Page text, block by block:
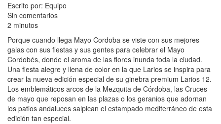
Escrito por: Equipo
Sin comentarios
2 minutos
Porque cuando llega Mayo Cordoba se viste con sus mejores
galas con sus fiestas y sus gentes para celebrar el Mayo
Cordobés, donde el aroma de las flores inunda toda la ciudad.
Una fiesta alegre y llena de color en la que Larios se inspira para
crear la nueva edición especial de su ginebra premium Larios 12.
Los emblemáticos arcos de la Mezquita de Córdoba, las Cruces
de mayo que reposan en las plazas o los geranios que adornan
los patios andaluces salpican el estampado mediterráneo de esta
edición tan especial.